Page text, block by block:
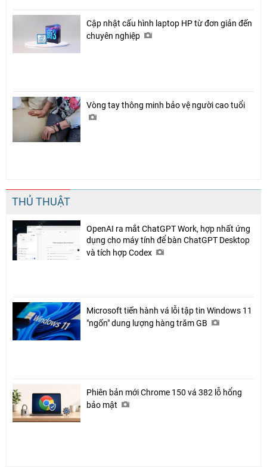
Cập nhật cấu hình laptop HP từ đơn giản đến
chuyên nghiệp
Vòng tay thông minh bảo vệ người cao tuổi
THỦ THUẬT
OpenAI ra mắt ChatGPT Work, hợp nhất ứng
dụng cho máy tính để bàn ChatGPT Desktop
và tích hợp Codex
Microsoft tiến hành vá lỗi tập tin Windows 11
"ngốn" dung lượng hàng trăm GB
Phiên bản mới Chrome 150 vá 382 lỗ hổng
bảo mật